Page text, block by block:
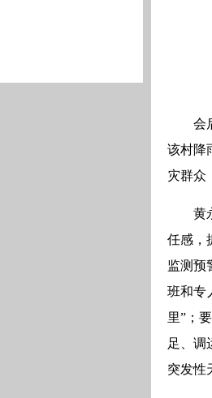
会
该村降
灾群众
黄
任感，
监测预
班和专
里”；
足、调
突发性